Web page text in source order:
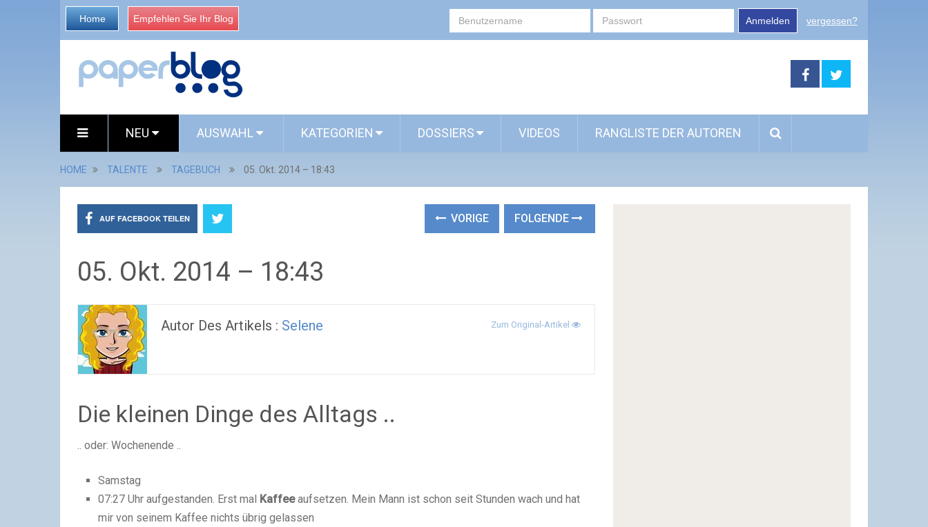
Home Empfehlen Sie Ihr Blog Anmelden vergessen?
NEU AUSWAHL KATEGORIEN DOSSIERS VIDEOS RANGLISTE DER AUTOREN
HOME TALENTE TAGEBUCH 05. Okt. 2014 – 18:43
AUF FACEBOOK TEILEN VORIGE FOLGENDE
05. Okt. 2014 – 18:43
Autor Des Artikels : Selene Zum Original-Artikel
Die kleinen Dinge des Alltags ..
.. oder: Wochenende ..
Samstag
07:27 Uhr aufgestanden. Erst mal Kaffeeaufsetzen. Mein Mann ist schon seit Stunden wach und hat
mir von seinem Kaffee nichts übrig gelassen